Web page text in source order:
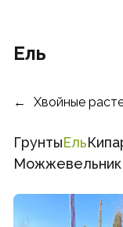
Ель
Хвойные
ГрунтыЕль
Можжевельник